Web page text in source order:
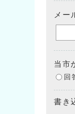
メー
当市
回
書き